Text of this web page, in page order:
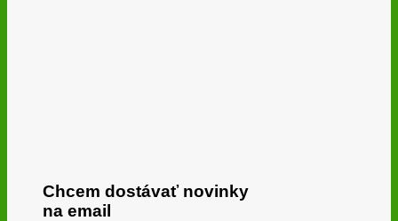
Chcem dostávať novinky
na email